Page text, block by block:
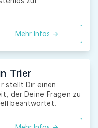
Mehr Infos ->
Trier
stellt Dir einen
der Deine Fragen zu
beantwortet.